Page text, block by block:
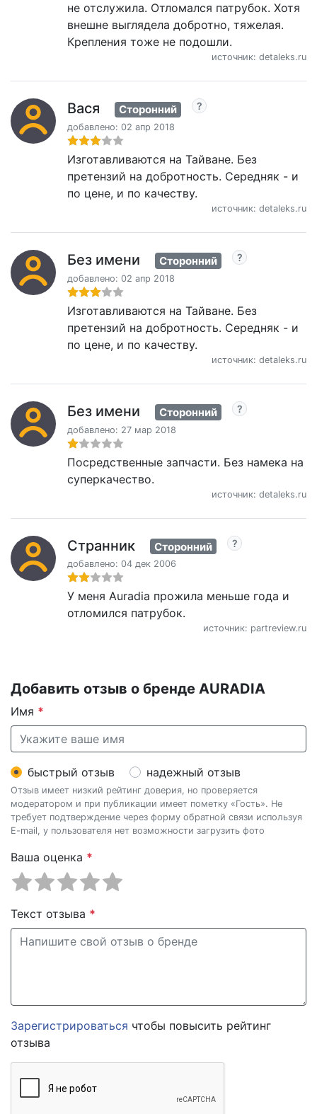
не отслужила. Отломался патрубок. Хотя
внешне выглядела добротно, тяжелая.
Крепления тоже не подошли.
источник: detaleks.ru
Вася Сторонний
добавлено: 02 апр 2018
Изготавливаются на Тайване. Без
претензий на добротность. Середняк - и
по цене, и по качеству.
источник: detaleks.ru
Без имени Сторонний
добавлено: 02 апр 2018
Изготавливаются на Тайване. Без
претензий на добротность. Середняк - и
по цене, и по качеству.
источник: detaleks.ru
Без имени Сторонний
добавлено: 27 мар 2018
Посредственные запчасти. Без намека на
суперкачество.
источник: detaleks.ru
Странник Сторонний
добавлено: 04 дек 2006
У меня Auradia прожила меньше года и
отломился патрубок.
источник: partreview.ru
Добавить отзыв о бренде AURADIA
Имя *
быстрый отзыв надежный отзыв
Отзыв имеет низкий рейтинг доверия, но проверяется
модератором и при публикации имеет пометку «Гость». Не
требует подтверждение через форму обратной связи используя
E-mail, у пользователя нет возможности загрузить фото
Ваша оценка *
Текст отзыва *
Зарегистрироваться чтобы повысить рейтинг
отзыва